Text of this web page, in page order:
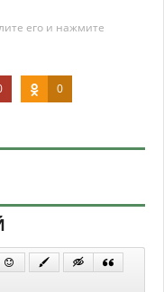
его и нажмите
0